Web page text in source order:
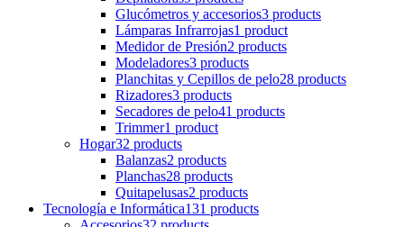
Glucómetros y accesorios3 products
Lámparas Infrarrojas1 product
Medidor de Presión2 products
Modeladores3 products
Planchitas y Cepillos de pelo28 products
Rizadores3 products
Secadores de pelo41 products
Trimmer1 product
Hogar32 products
Balanzas2 products
Planchas28 products
Quitapelusas2 products
Tecnología e Informática131 products